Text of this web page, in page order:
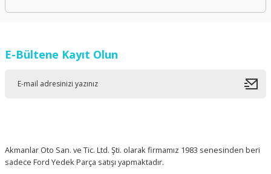
E-Bültene Kayıt Olun
Akmanlar Oto San. ve Tic. Ltd. Şti. olarak firmamız 1983 senesinden beri
sadece Ford Yedek Parça satışı yapmaktadır.